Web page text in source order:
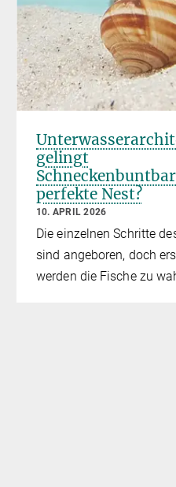
gelingt
perfekte Nest?
10. APRIL 2026
Die einzelnen Schritte
sind angeboren, doch
werden die Fische zu